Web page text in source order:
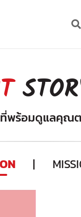
ที่พร้อมดูแลคุณ
|